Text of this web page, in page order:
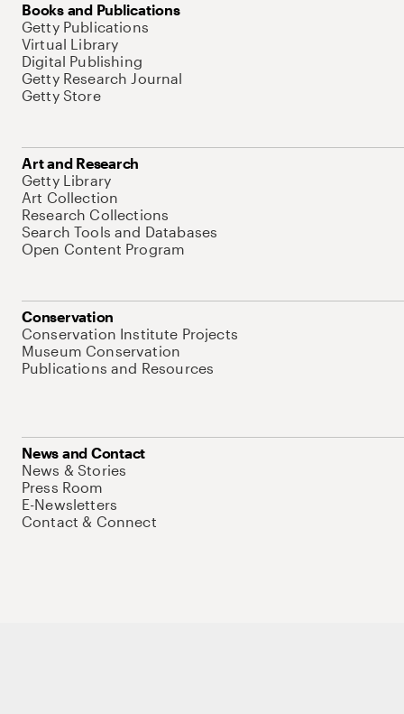
Books and Publications
Getty Publications
Virtual Library
Digital Publishing
Getty Research Journal
Getty Store
Art and Research
Getty Library
Art Collection
Research Collections
Search Tools and Databases
Open Content Program
Conservation
Conservation Institute Projects
Museum Conservation
Publications and Resources
News and Contact
News & Stories
Press Room
E-Newsletters
Contact & Connect